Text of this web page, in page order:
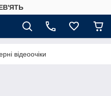
відеоочіки